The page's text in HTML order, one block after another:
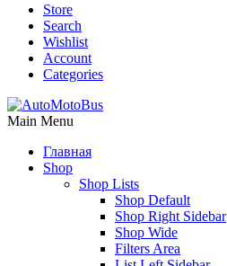
Store
Search
Wishlist
Account
Categories
Main Menu
Главная
Shop
Shop Lists
Shop Default
Shop Right Sidebar
Shop Wide
Filters Area